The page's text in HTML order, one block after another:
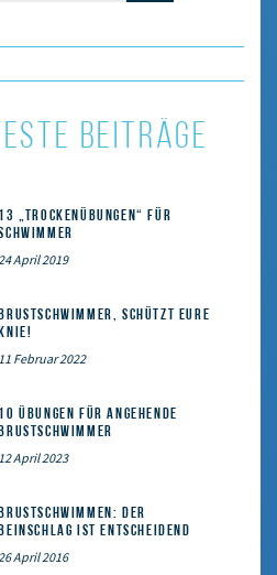
BEITRÄGE
13 „Trockenübungen“ für
April 2019
schützt eure
11 Februar 2022
10 Übungen für angehende
12 April 2023
Der
ist entscheidend
April 2016